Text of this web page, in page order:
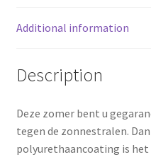
t
Additional information
Description
Deze zomer bent u
tegen de zonnestralen.
polyurethaancoating is